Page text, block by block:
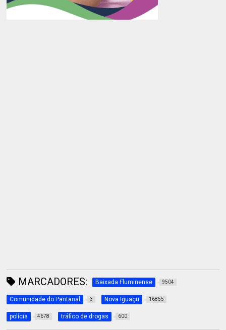
MARCADORES: Baixada Fluminense 9504
Comunidade do Pantanal 3 Nova Iguaçu 16855
polícia 4678 tráfico de drogas 600